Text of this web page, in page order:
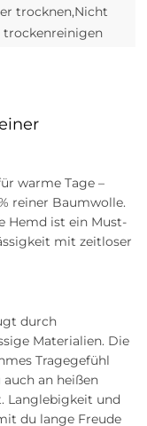
trocknen,Nicht
trockenreinigen
warme Tage –
reiner Baumwolle.
Hemd ist ein Must-
mit zeitloser
durch
Materialien. Die
Tragegefühl
an heißen
Langlebigkeit und
du lange Freude